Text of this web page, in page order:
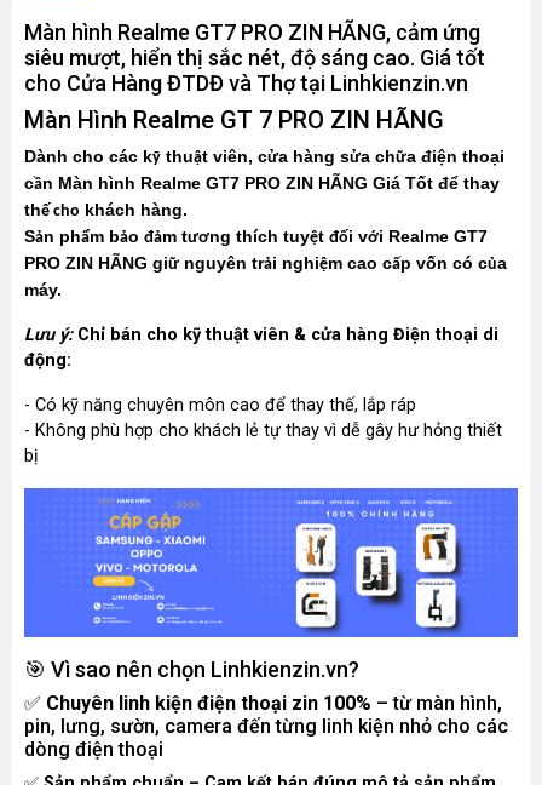
Màn hình Realme GT7 PRO ZIN HÃNG, cảm ứng
siêu mượt, hiển thị sắc nét, độ sáng cao. Giá tốt
cho Cửa Hàng ĐTDĐ và Thợ tại Linhkienzin.vn
Màn Hình Realme GT 7 PRO ZIN HÃNG
Dành cho các kỹ thuật viên, cửa hàng sửa chữa điện thoại
cần Màn hình Realme GT7 PRO ZIN HÃNG Giá Tốt để thay
thế cho khách hàng.
Sản phẩm bảo đảm tương thích tuyệt đối với Realme GT7
PRO ZIN HÃNG giữ nguyên trải nghiệm cao cấp vốn có của
máy.
Lưu ý: Chỉ bán cho kỹ thuật viên & cửa hàng Điện thoại di
động:
- Có kỹ năng chuyên môn cao để thay thế, lắp ráp
- Không phù hợp cho khách lẻ tự thay vì dễ gây hư hỏng thiết
bị
🎯 Vì sao nên chọn Linhkienzin.vn?
✅ Chuyên linh kiện điện thoại zin 100% – từ màn hình,
pin, lưng, sườn, camera đến từng linh kiện nhỏ cho các
dòng điện thoại